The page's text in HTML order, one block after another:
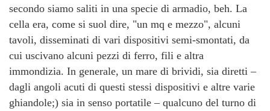
secondo siamo saliti in una specie di armadio, beh. La
cella era, come si suol dire, "un mq e mezzo", alcuni
tavoli, disseminati di vari dispositivi semi-smontati, da
cui uscivano alcuni pezzi di ferro, fili e altra
immondizia. In generale, un mare di brividi, sia diretti –
dagli angoli acuti di questi stessi dispositivi e altre varie
ghiandole;) sia in senso portatile – qualcuno del turno di